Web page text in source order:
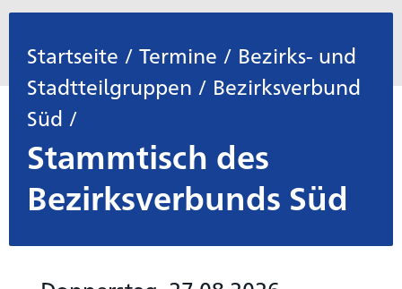
Startseite / Termine / Bezirks- und
Stadtteilgruppen / Bezirksverbund
Süd /
Stammtisch des
Bezirksverbunds Süd